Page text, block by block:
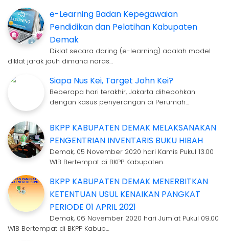
e-Learning Badan Kepegawaian
Pendidikan dan Pelatihan Kabupaten
Demak
Diklat secara daring (e-learning) adalah model
diklat jarak jauh dimana naras…
Siapa Nus Kei, Target John Kei?
Beberapa hari terakhir, Jakarta dihebohkan
dengan kasus penyerangan di Perumah…
BKPP KABUPATEN DEMAK MELAKSANAKAN
PENGENTRIAN INVENTARIS BUKU HIBAH
Demak, 05 November 2020 hari Kamis Pukul 13.00
WIB Bertempat di BKPP Kabupaten…
BKPP KABUPATEN DEMAK MENERBITKAN
KETENTUAN USUL KENAIKAN PANGKAT
PERIODE 01 APRIL 2021
Demak, 06 November 2020 hari Jum'at Pukul 09.00
WIB Bertempat di BKPP Kabup…